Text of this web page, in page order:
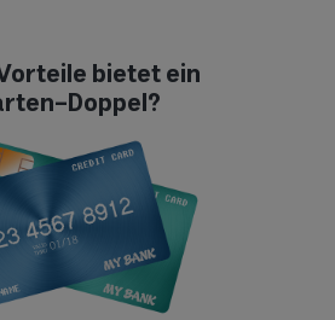
bietet ein
Doppel?